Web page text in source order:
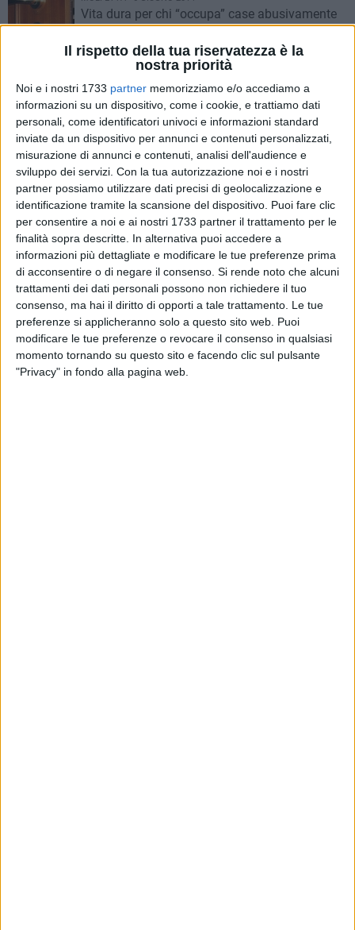
Il rispetto della tua riservatezza è la
nostra priorità
Noi e i nostri 1733 partner memorizziamo e/o accediamo a
informazioni su un dispositivo, come i cookie, e trattiamo dati
personali, come identificatori univoci e informazioni standard
inviate da un dispositivo per annunci e contenuti personalizzati,
misurazione di annunci e contenuti, analisi dell'audience e
sviluppo dei servizi. Con la tua autorizzazione noi e i nostri
partner possiamo utilizzare dati precisi di geolocalizzazione e
identificazione tramite la scansione del dispositivo. Puoi fare clic
per consentire a noi e ai nostri 1733 partner il trattamento per le
finalità sopra descritte. In alternativa puoi accedere a
informazioni più dettagliate e modificare le tue preferenze prima
di acconsentire o di negare il consenso. Si rende noto che alcuni
trattamenti dei dati personali possono non richiedere il tuo
consenso, ma hai il diritto di opporti a tale trattamento. Le tue
preferenze si applicheranno solo a questo sito web. Puoi
modificare le tue preferenze o revocare il consenso in qualsiasi
momento tornando su questo sito e facendo clic sul pulsante
"Privacy" in fondo alla pagina web.
Vita dura per chi “occupa” case abusivamente
MOLFETTA - 4 GIUGNO 2014
La città invasa da erbacce
MOLFETTA - 4 GIUGNO 2014
Un mare di rifiuti
MOLFETTA - 3 GIUGNO 2014
Arriva il “fascicolo del fabbricato”
MOLFETTA - 30 MAGGIO 2014
E’ nata l’Associazione Imprenditori Area
Industriale di Molfetta
MOLFETTA - 29 MAGGIO 2014
Centrale biomassa a Molfetta: ecco il progetto